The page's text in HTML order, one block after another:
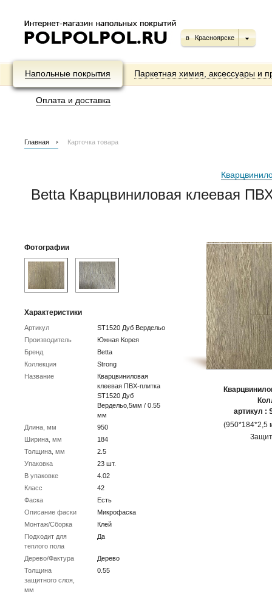
в Красноярске
Напольные покрытия Паркетная химия, аксессуары и
Оплата и доставка
Главная Карточка товара
Betta Кварцвиниловая клеевая
Фотографии
Характеристики
Артикул
ST1520 Дуб Вердельо
Производитель
Южная Корея
Бренд
Betta
Коллекция
Strong
Название
Кварцвиниловая
клеевая ПВХ-плитка
ST1520 Дуб
Вердельо,5мм / 0.55
мм
Длина, мм
950
Ширина, мм
184
Толщина, мм
2.5
Упаковка
23 шт.
В упаковке
4.02
Класс
42
Фаска
Есть
Описание фаски
Микрофаска
Монтаж/Сборка
Клей
Подходит для
теплого пола
Да
Дерево/Фактура
Дерево
Толщина
защитного слоя,
мм
0.55
артикул :
(950*184*2,5